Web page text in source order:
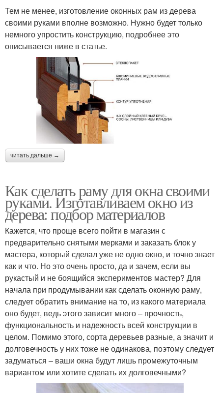
Тем не менее, изготовление оконных рам из дерева
своими руками вполне возможно. Нужно будет только
немного упростить конструкцию, подробнее это
описывается ниже в статье.
читать дальше →
Как сделать раму для окна своими
руками. Изготавливаем окно из
дерева: подбор материалов
Кажется, что проще всего пойти в магазин с
предварительно снятыми мерками и заказать блок у
мастера, который сделал уже не одно окно, и точно знает
как и что. Но это очень просто, да и зачем, если вы
рукастый и не боящийся экспериментов мастер? Для
начала при продумывании как сделать оконную раму,
следует обратить внимание на то, из какого материала
оно будет, ведь этого зависит много – прочность,
функциональность и надежность всей конструкции в
целом. Помимо этого, сорта деревьев разные, а значит и
долговечность у них тоже не одинакова, поэтому следует
задуматься – ваши окна будут лишь промежуточным
вариантом или хотите сделать их долговечными?